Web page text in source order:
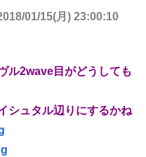
01/15(月) 23:00:10
ル2wave目がどうしても
シュタル辺りにするかね